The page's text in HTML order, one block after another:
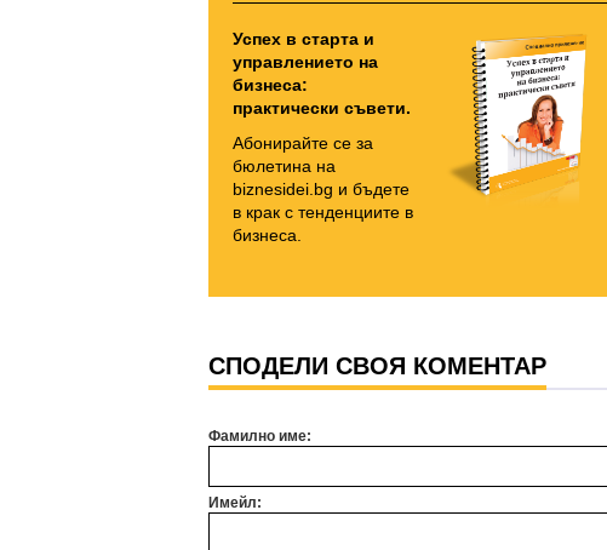
Успех в старта и
управлението на
бизнеса:
практически съвети.
Абонирайте се за
бюлетина на
biznesidei.bg и бъдете
в крак с тенденциите в
бизнеса.
СПОДЕЛИ СВОЯ КОМЕНТАР
Фамилно име:
Имейл: